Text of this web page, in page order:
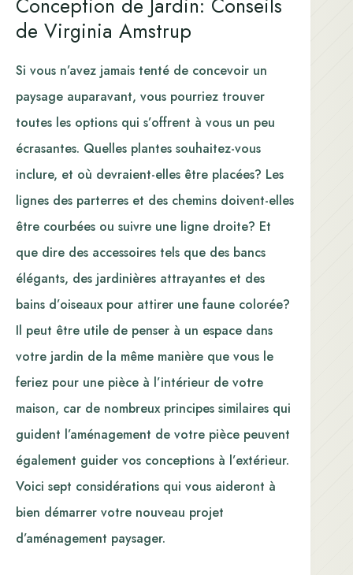
de Virginia Amstrup
Si vous n’avez jamais tenté de concevoir un
paysage auparavant, vous pourriez trouver
toutes les options qui s’offrent à vous un peu
écrasantes. Quelles plantes souhaitez-vous
inclure, et où devraient-elles être placées? Les
lignes des parterres et des chemins doivent-elles
être courbées ou suivre une ligne droite? Et
que dire des accessoires tels que des bancs
élégants, des jardinières attrayantes et des
bains d’oiseaux pour attirer une faune colorée?
Il peut être utile de penser à un espace dans
votre jardin de la même manière que vous le
feriez pour une pièce à l’intérieur de votre
maison, car de nombreux principes similaires qui
guident l’aménagement de votre pièce peuvent
également guider vos conceptions à l’extérieur.
Voici sept considérations qui vous aideront à
bien démarrer votre nouveau projet
d’aménagement paysager.